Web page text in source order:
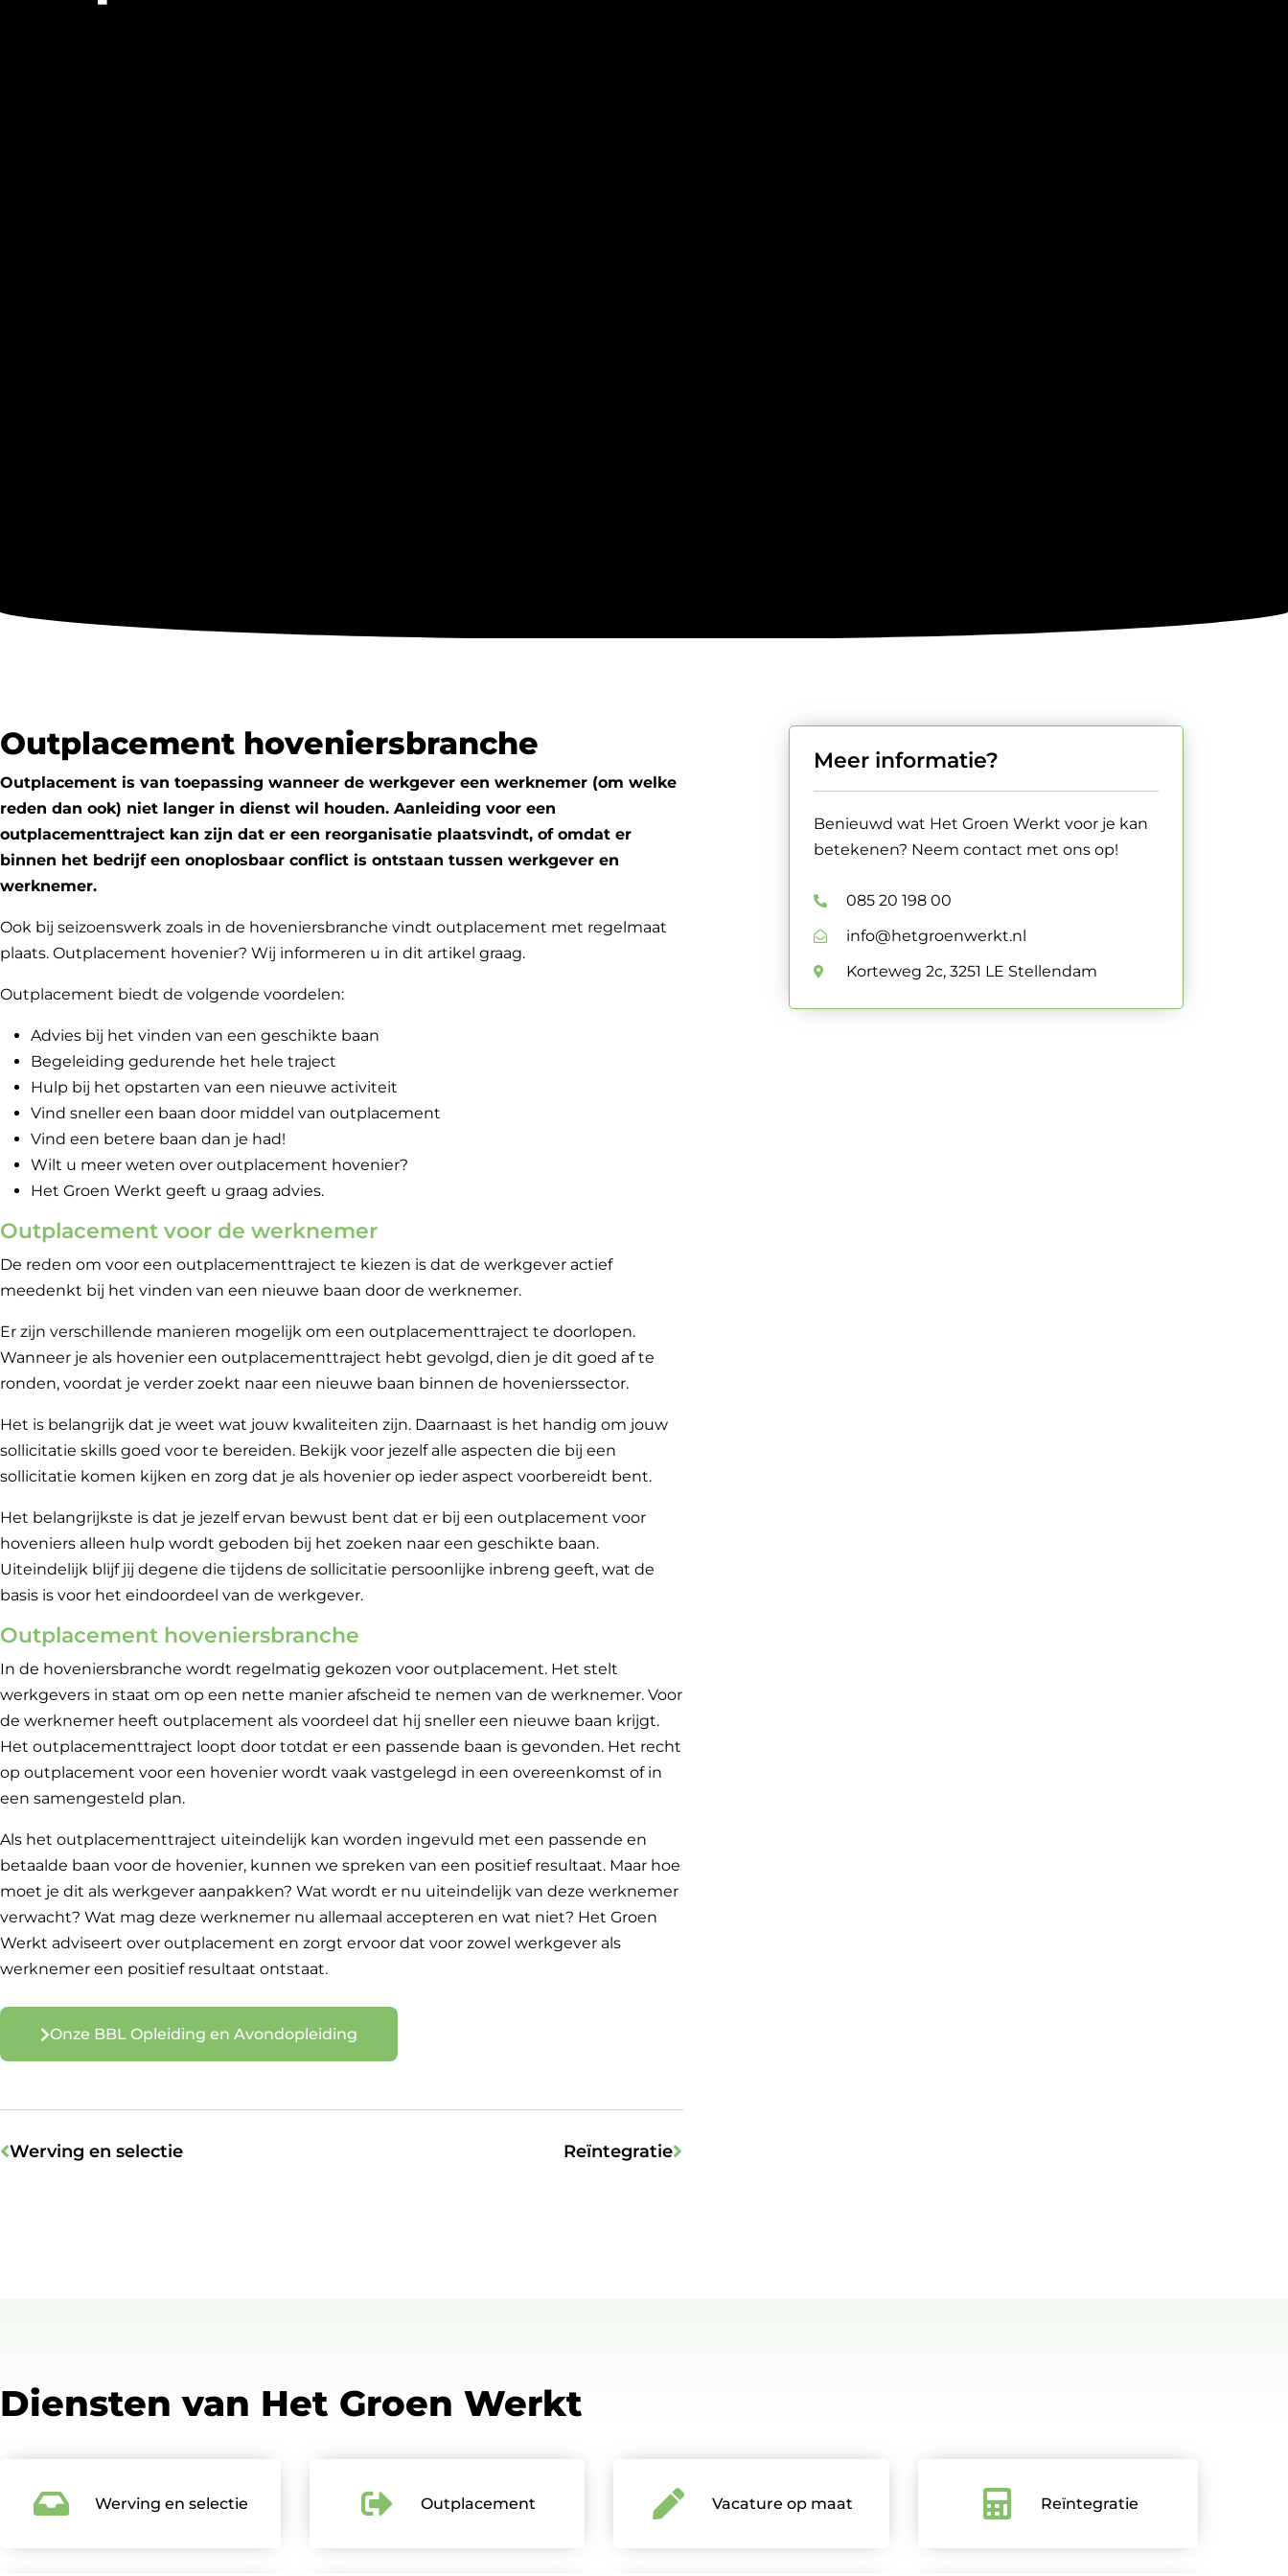
Outplacement hoveniersbranche
Outplacement is van toepassing wanneer de werkgever een werknemer (om welke
reden dan ook) niet langer in dienst wil houden. Aanleiding voor een
outplacementtraject kan zijn dat er een reorganisatie plaatsvindt, of omdat er
binnen het bedrijf een onoplosbaar conflict is ontstaan tussen werkgever en
werknemer.
Ook bij seizoenswerk zoals in de hoveniersbranche vindt outplacement met regelmaat
plaats. Outplacement hovenier? Wij informeren u in dit artikel graag.
Outplacement biedt de volgende voordelen:
Advies bij het vinden van een geschikte baan
Begeleiding gedurende het hele traject
Hulp bij het opstarten van een nieuwe activiteit
Vind sneller een baan door middel van outplacement
Vind een betere baan dan je had!
Wilt u meer weten over outplacement hovenier?
Het Groen Werkt geeft u graag advies.
Outplacement voor de werknemer
De reden om voor een outplacementtraject te kiezen is dat de werkgever actief
meedenkt bij het vinden van een nieuwe baan door de werknemer.
Er zijn verschillende manieren mogelijk om een outplacementtraject te doorlopen.
Wanneer je als hovenier een outplacementtraject hebt gevolgd, dien je dit goed af te
ronden, voordat je verder zoekt naar een nieuwe baan binnen de hovenierssector.
Het is belangrijk dat je weet wat jouw kwaliteiten zijn. Daarnaast is het handig om jouw
sollicitatie skills goed voor te bereiden. Bekijk voor jezelf alle aspecten die bij een
sollicitatie komen kijken en zorg dat je als hovenier op ieder aspect voorbereidt bent.
Het belangrijkste is dat je jezelf ervan bewust bent dat er bij een outplacement voor
hoveniers alleen hulp wordt geboden bij het zoeken naar een geschikte baan.
Uiteindelijk blijf jij degene die tijdens de sollicitatie persoonlijke inbreng geeft, wat de
basis is voor het eindoordeel van de werkgever.
Outplacement hoveniersbranche
In de hoveniersbranche wordt regelmatig gekozen voor outplacement. Het stelt
werkgevers in staat om op een nette manier afscheid te nemen van de werknemer. Voor
de werknemer heeft outplacement als voordeel dat hij sneller een nieuwe baan krijgt.
Het outplacementtraject loopt door totdat er een passende baan is gevonden. Het recht
op outplacement voor een hovenier wordt vaak vastgelegd in een overeenkomst of in
een samengesteld plan.
Als het outplacementtraject uiteindelijk kan worden ingevuld met een passende en
betaalde baan voor de hovenier, kunnen we spreken van een positief resultaat. Maar hoe
moet je dit als werkgever aanpakken? Wat wordt er nu uiteindelijk van deze werknemer
verwacht? Wat mag deze werknemer nu allemaal accepteren en wat niet? Het Groen
Werkt adviseert over outplacement en zorgt ervoor dat voor zowel werkgever als
werknemer een positief resultaat ontstaat.
Onze BBL Opleiding en Avondopleiding
Werving en selectie Reïntegratie
Meer informatie?
Benieuwd wat Het Groen Werkt voor je kan
betekenen? Neem contact met ons op!
085 20 198 00
info@hetgroenwerkt.nl
Korteweg 2c, 3251 LE Stellendam
Diensten van Het Groen Werkt
Werving en selectie Outplacement Vacature op maat Reïntegratie